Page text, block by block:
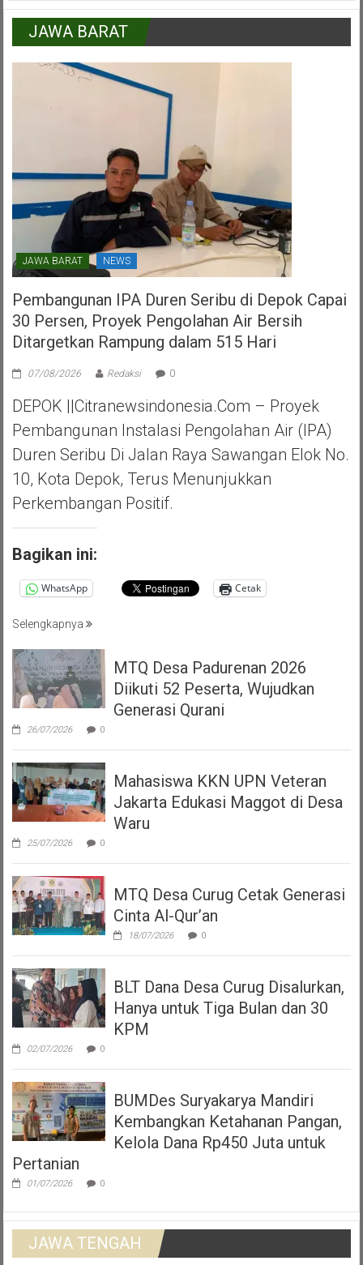
Gea,Anggota
DPR
Dalam
JAWA BARAT
JAWA BARAT NEWS
Pembangunan IPA Duren Seribu di Depok Capai
30 Persen, Proyek Pengolahan Air Bersih
Ditargetkan Rampung dalam 515 Hari
07/08/2026 Redaksi 0
DEPOK ||Citranewsindonesia.com – Proyek
Pembangunan Instalasi Pengolahan Air (IPA)
Duren Seribu Di Jalan Raya Sawangan Elok No.
10, Kota Depok, Terus Menunjukkan
Perkembangan Positif.
Bagikan ini:
WhatsApp Cetak
Selengkapnya
MTQ Desa Padurenan 2026
Diikuti 52 Peserta, Wujudkan
Generasi Qurani
26/07/2026 0
Mahasiswa KKN UPN Veteran
Jakarta Edukasi Maggot di Desa
Waru
25/07/2026 0
MTQ Desa Curug Cetak Generasi
Cinta Al-Qur’an
18/07/2026 0
BLT Dana Desa Curug Disalurkan,
Hanya untuk Tiga Bulan dan 30
KPM
02/07/2026 0
BUMDes Suryakarya Mandiri
Kembangkan Ketahanan Pangan,
Kelola Dana Rp450 Juta untuk
Pertanian
01/07/2026 0
JAWA TENGAH